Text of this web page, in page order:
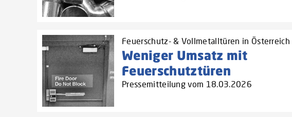
Feuerschutz- & Vollmetalltüren in Österreich
Weniger Umsatz mit
Feuerschutztüren
Pressemitteilung vom 18.03.2026